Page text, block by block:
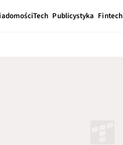
Tech Publicystyka Fintech